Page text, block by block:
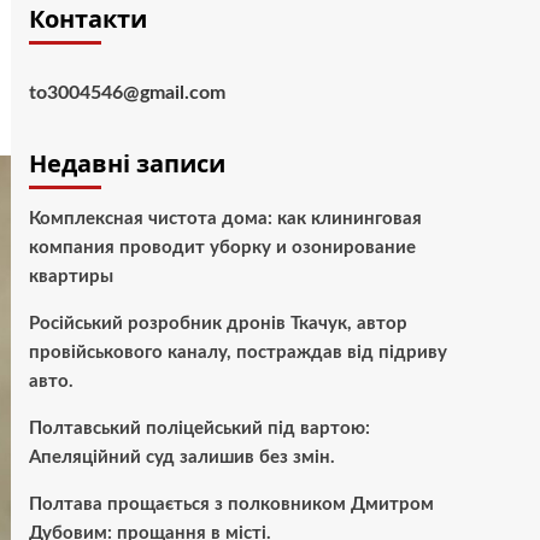
Контакти
to3004546@gmail.com
Недавні записи
Комплексная чистота дома: как клининговая
компания проводит уборку и озонирование
квартиры
Російський розробник дронів Ткачук, автор
провійськового каналу, постраждав від підриву
авто.
Полтавський поліцейський під вартою:
Апеляційний суд залишив без змін.
Полтава прощається з полковником Дмитром
Дубовим: прощання в місті.